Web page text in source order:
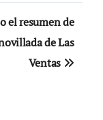
el resumen de
de Las
Ventas